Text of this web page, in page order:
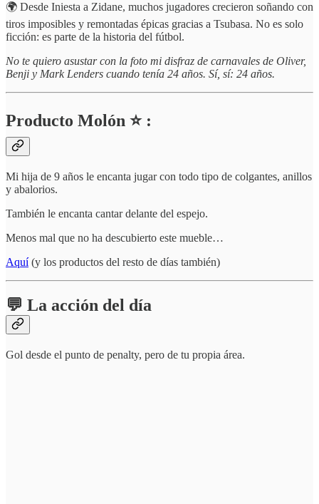
🌍 Desde Iniesta a Zidane, muchos jugadores crecieron soñando con
tiros imposibles y remontadas épicas gracias a Tsubasa. No es solo
ficción: es parte de la historia del fútbol.
No te quiero asustar con la foto mi disfraz de carnavales de Oliver,
Benji y Mark Lenders cuando tenía 24 años. Sí, sí: 24 años.
Producto Molón ⭐ :
Mi hija de 9 años le encanta jugar con todo tipo de colgantes, anillos
y abalorios.
También le encanta cantar delante del espejo.
Menos mal que no ha descubierto este mueble…
Aquí(y los productos del resto de días también)
💬 La acción del día
Gol desde el punto de penalty, pero de tu propia área.